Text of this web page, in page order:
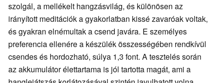
szolgál, a mellékelt hangzásvilág, és különösen az
irányított meditációk a gyakorlatban kissé zavaróak voltak,
és gyakran elnémultak a csend javára. E személyes
preferencia ellenére a készülék összességében rendkívül
csendes és hordozható, súlya 1,3 font. A tesztelés során
az akkumulátor élettartama is jól tartotta magát, ami a